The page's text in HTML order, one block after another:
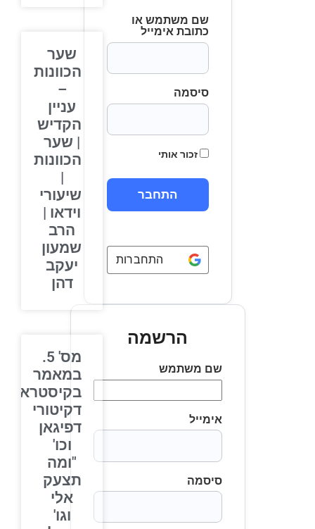
שם משתמש או
כתובת אימייל
סיסמה
זכור אותי
התחברות באמצעות Google
הרשמה
שם משתמש
אימייל
סיסמה
שער
הכוונות
עניין
הקדיש
| שער
הכוונות
שיעורי
וידאו |
הרב
שמעון
יעקב
דהן
מס' 5.
במאמר
בקיסטרא
דקיטורי
דפיגאן
וכו'
"ומה
תצעק
אלי
וגו'